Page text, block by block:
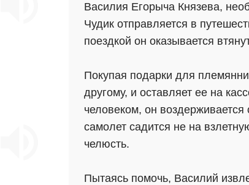
Василия Егорыча Князева,
Чудик отправляется в
поездкой он оказывается
Покупая подарки для
другому, и оставляет ее на
человеком, он воздерживается
самолет садится не на
челюсть.
Пытаясь помочь, Василий